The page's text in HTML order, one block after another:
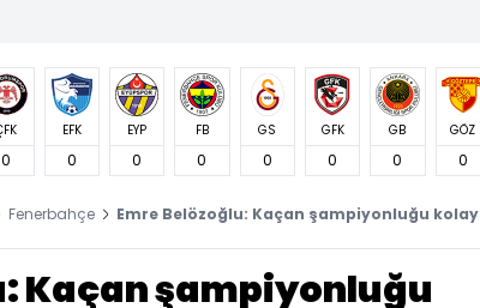
0
EFK
0
EYP
0
FB
0
GS
0
GFK
0
GB
0
GÖZ
0
Fenerbahçe
Emre Belözoğlu: Kaçan şampiyonluğu kolay
Kaçan şampiyonluğu